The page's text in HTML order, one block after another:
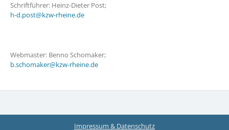
Schriftführer: Heinz-Dieter Post;
h-d.post@kzw-rheine.de
Webmaster: Benno Schomaker;
b.schomaker@kzw-rheine.de
Impressum & Datenschutz